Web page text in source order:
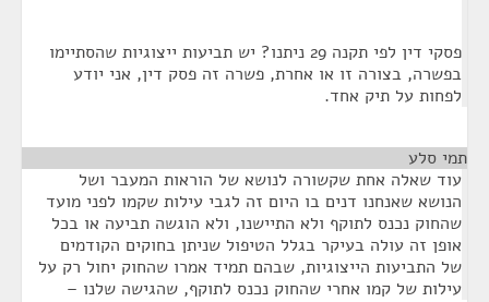
פסקי דין לפי תקנה 29 ניתנו? יש תביעות ייצוגיות שהסתיימו
בפשרה, בצורה זו או אחרת, פשרה זה פסק דין, אני יודע
לפחות על תיק אחד.
תמי סלע
עוד שאלה אחת שקשורה לנושא של הוראות המעבר ושל
הנושא שאנחנו דנים בו היום זה לגבי עילות שקמו לפני מועד
שהחוק נכנס לתוקף ולא התיישנו, ולא הוגשה תביעה או בכל
אופן זה עולה בעיקר בגלל הטיפול שניתן בחוקים הקודמים
של התביעות הייצוגיות, שבהם תמיד אמרו שהחוק יחול רק על
עילות של קמו אחרי שהחוק נכנס לתוקף, שהגישה שלנו –